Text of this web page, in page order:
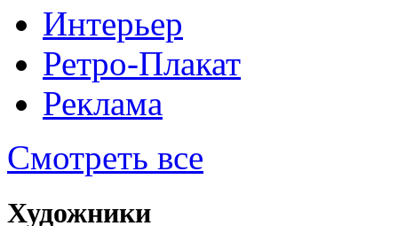
Интерьер
Ретро-Плакат
Реклама
Смотреть все
Художники